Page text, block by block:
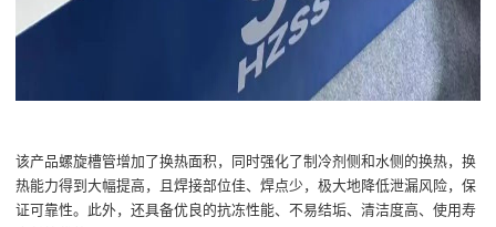
该产品螺旋槽管增加了换热面积，同时强化了制冷剂侧和水侧的换热，换
热能力得到大幅提高，且焊接部位佳、焊点少，极大地降低泄漏风险，保
证可靠性。此外，还具备优良的抗冻性能、不易结垢、清洁度高、使用寿